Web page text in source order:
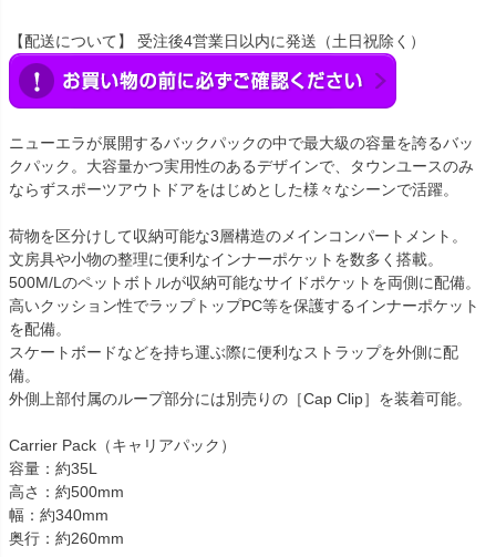
【配送について】 受注後4営業日以内に発送（土日祝除く）
ニューエラが展開するバックパックの中で最大級の容量を誇るバッ
クパック。大容量かつ実用性のあるデザインで、タウンユースのみ
ならずスポーツアウトドアをはじめとした様々なシーンで活躍。
荷物を区分けして収納可能な3層構造のメインコンパートメント。
文房具や小物の整理に便利なインナーポケットを数多く搭載。
500M/Lのペットボトルが収納可能なサイドポケットを両側に配備。
高いクッション性でラップトップPC等を保護するインナーポケット
を配備。
スケートボードなどを持ち運ぶ際に便利なストラップを外側に配
備。
外側上部付属のループ部分には別売りの［Cap Clip］を装着可能。
Carrier Pack（キャリアパック）
容量：約35L
高さ：約500mm
幅：約340mm
奥行：約260mm